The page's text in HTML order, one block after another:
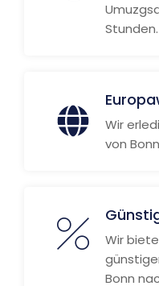
Stunden.
Wir
von
Wir
Bonn